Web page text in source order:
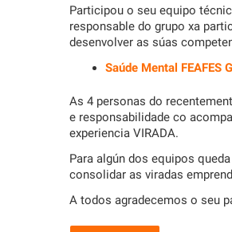
Participou o seu equipo
responsable do grupo xa
desenvolver as súas
Saúde Mental FEAFES
As 4 personas do
e responsabilidade co
experiencia VIRADA.
Para algún dos equipos
consolidar as viradas
A todos agradecemos o seu